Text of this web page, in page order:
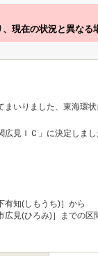
現在の状況と異なる
まいりました、東海環
広見ＩＣ」に決定しま
有知(しもうち)］から
広見(ひろみ)］までの区